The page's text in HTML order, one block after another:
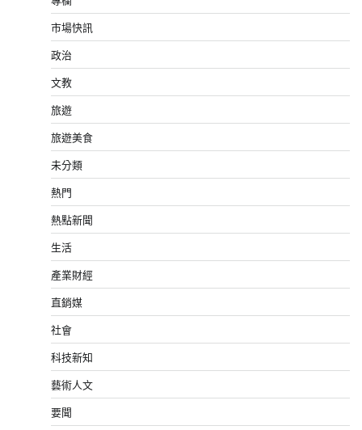
市場快訊
政治
文教
旅遊
旅遊美食
未分類
熱門
熱點新聞
生活
產業財經
直銷媒
社會
科技新知
藝術人文
要聞